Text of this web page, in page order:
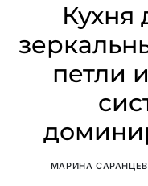
Кухня
петли
МАРИНА